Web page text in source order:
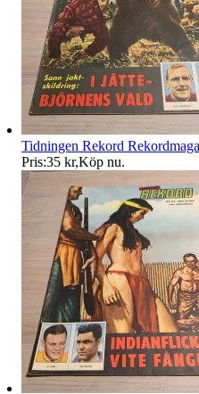
Tidningen Rekord
Pris:35 kr,Köp nu.